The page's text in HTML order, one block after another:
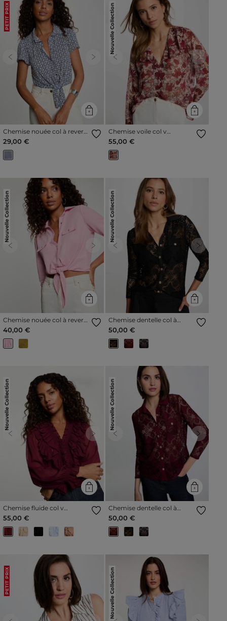
PETIT PRIX
Previous Next
Chemise nouée col à revers
blanc femme
29,00 €
Nouvelle Collection
Previous Next
Chemise voile col v
multicolore femme
55,00 €
Nouvelle Collection
Previous Next
Chemise nouée col à revers
rose pastel femme
40,00 €
Nouvelle Collection
Previous Next
Chemise dentelle col à
revers noir femme
50,00 €
Nouvelle Collection
Previous Next
Chemise fluide col v
bordeaux femme
55,00 €
Nouvelle Collection
Previous Next
Chemise dentelle col à
revers bordeaux femme
50,00 €
PETIT PRIX Nouvelle Collection